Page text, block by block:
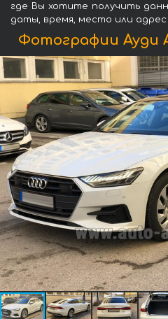
где Вы хотите получить
даты, время, место или
Фотографии Ауди